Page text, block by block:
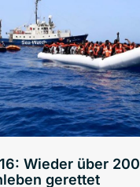
Wieder über 200
gerettet